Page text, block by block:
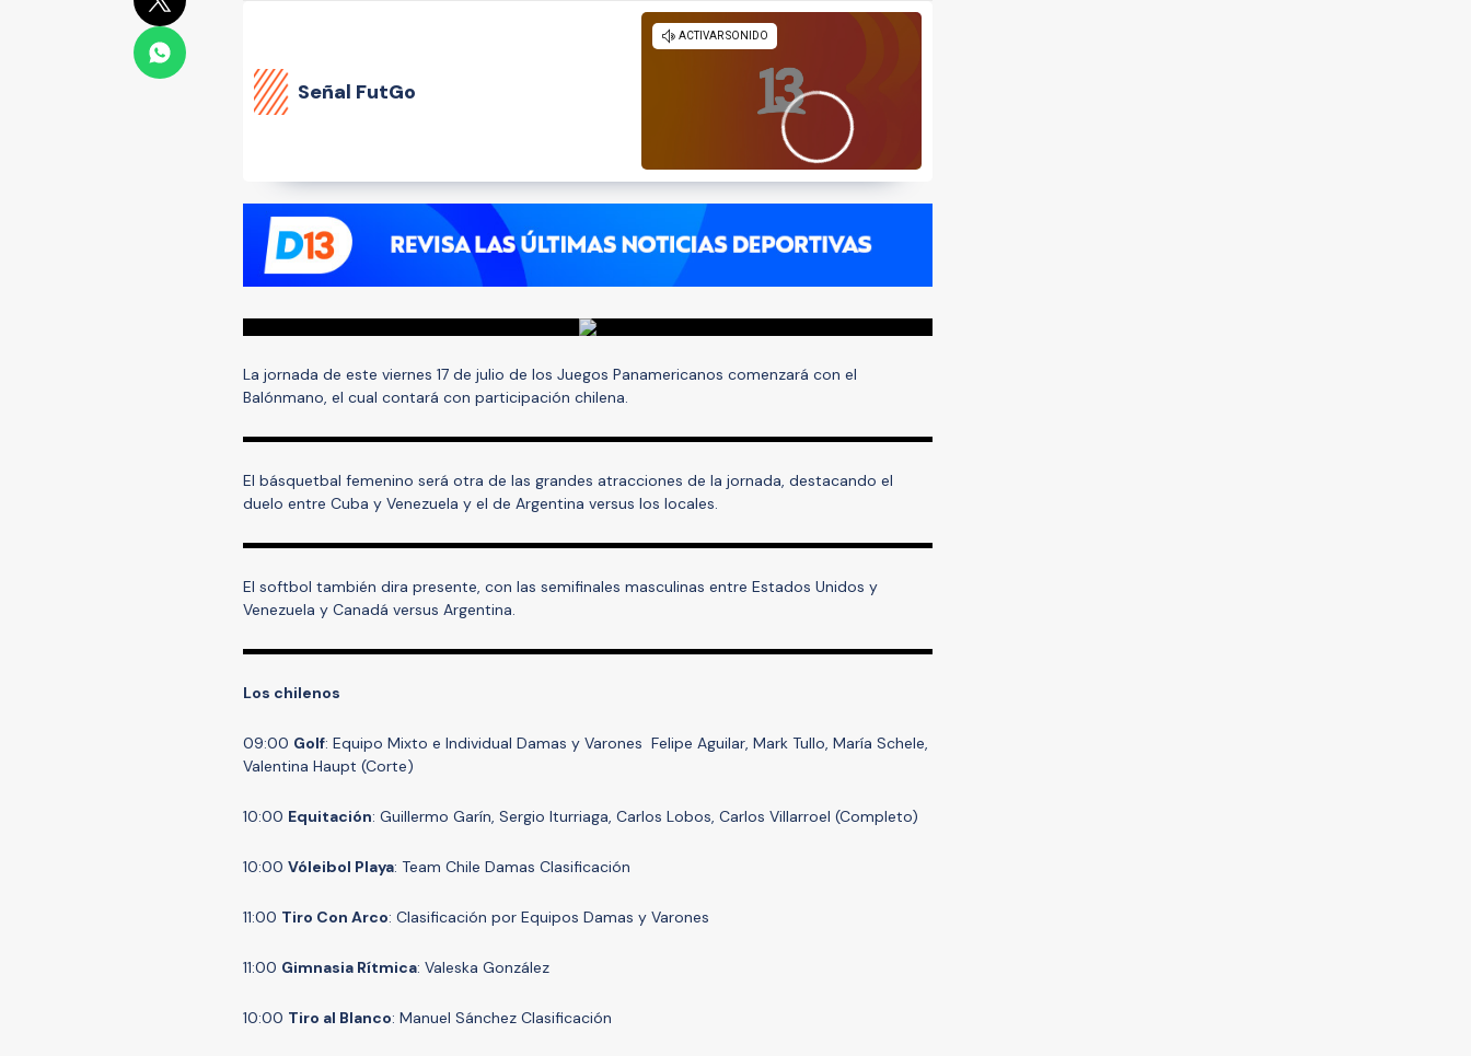
Señal FutGo
La jornada de este viernes 17 de julio de los Juegos Panamericanos comenzará con el
Balónmano, el cual contará con participación chilena.
El básquetbal femenino será otra de las grandes atracciones de la jornada, destacando el
duelo entre Cuba y Venezuela y el de Argentina versus los locales.
El softbol también dira presente, con las semifinales masculinas entre Estados Unidos y
Venezuela y Canadá versus Argentina.
Los chilenos
09:00 Golf: Equipo Mixto e Individual Damas y Varones Felipe Aguilar, Mark Tullo, María Schele,
Valentina Haupt (Corte)
10:00 Equitación: Guillermo Garín, Sergio Iturriaga, Carlos Lobos, Carlos Villarroel (Completo)
10:00 Vóleibol Playa: Team Chile Damas Clasificación
11:00 Tiro Con Arco: Clasificación por Equipos Damas y Varones
11:00 Gimnasia Rítmica: Valeska González
10:00 Tiro al Blanco: Manuel Sánchez Clasificación